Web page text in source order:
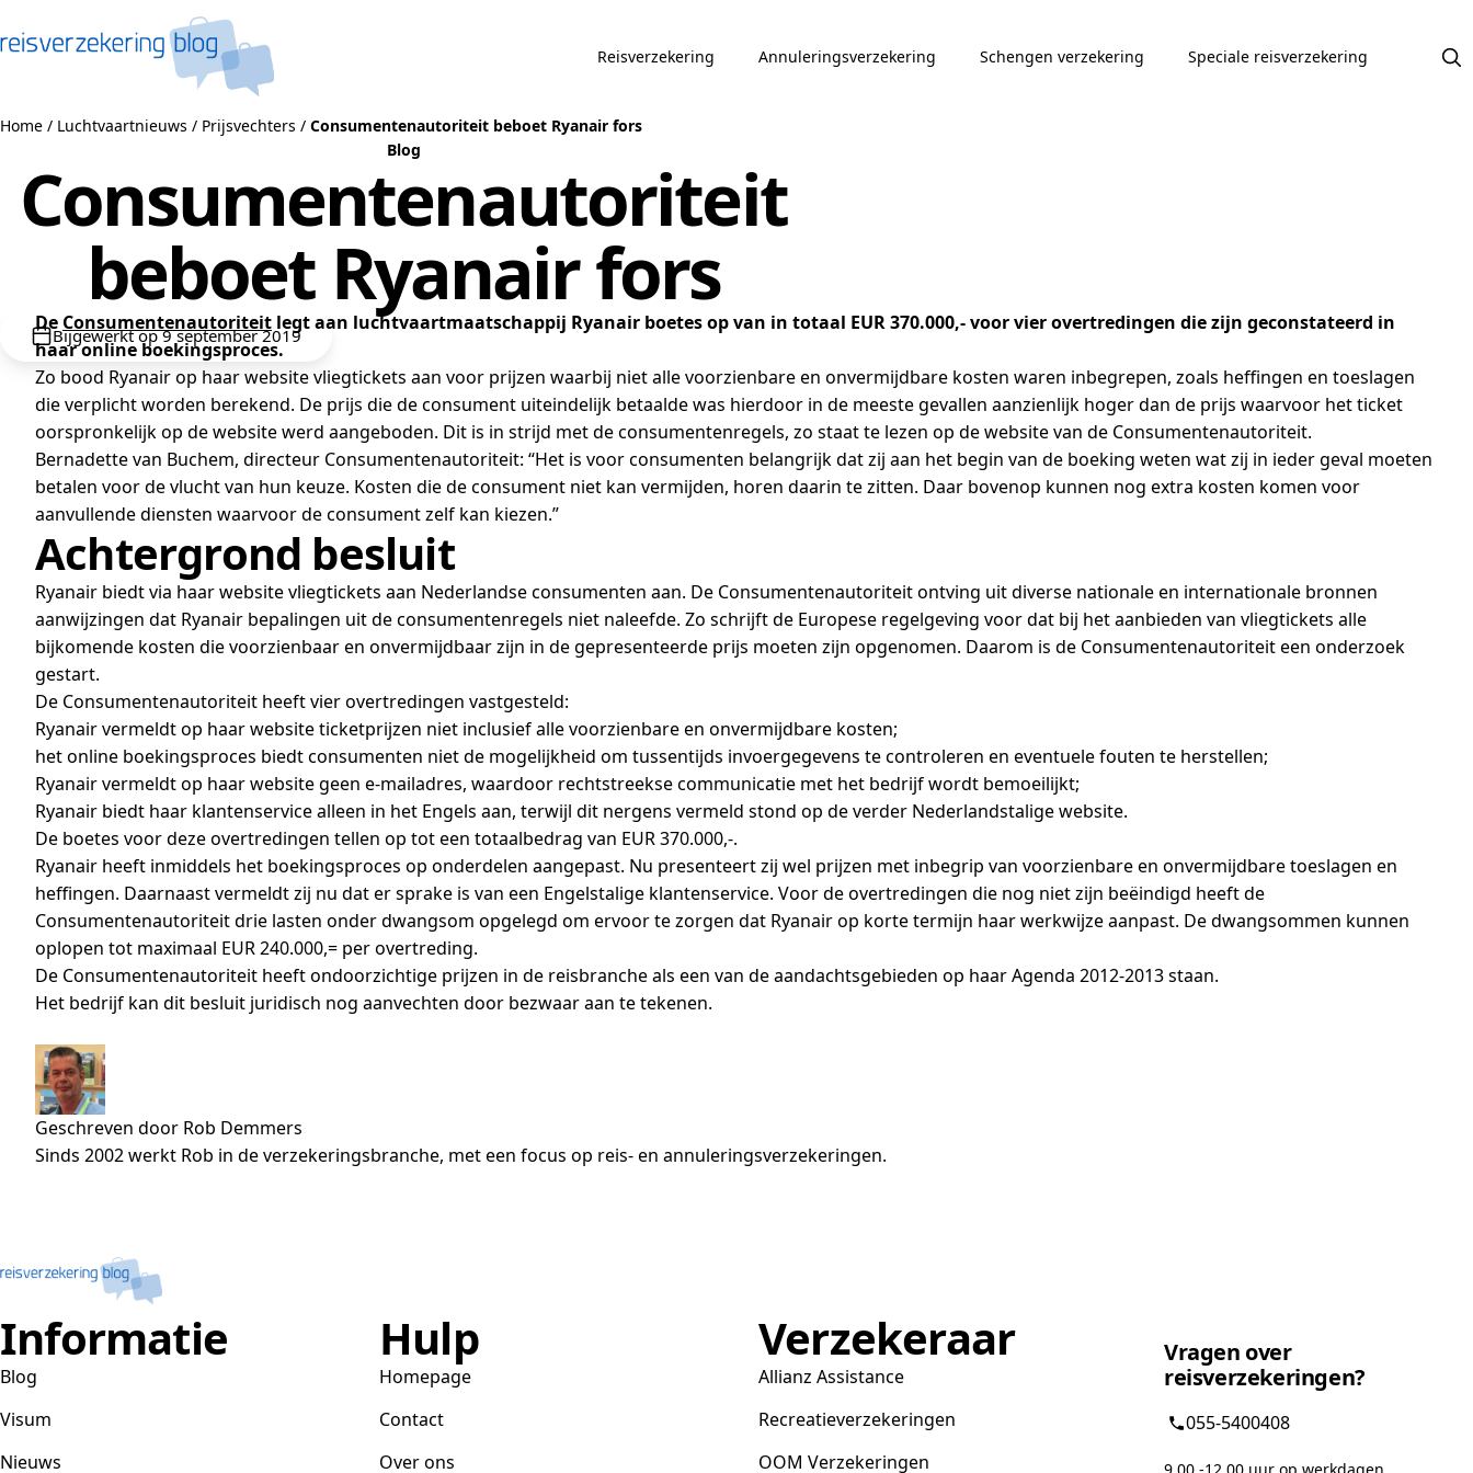
Reisverzekering Annuleringsverzekering Schengen verzekering Speciale reisverzekering
Home / Luchtvaartnieuws / Prijsvechters / Consumentenautoriteit beboet Ryanair fors
Blog
Consumentenautoriteit
beboet Ryanair fors
Bijgewerkt op 9 september 2019
De Consumentenautoriteit legt aan luchtvaartmaatschappij Ryanair boetes op van in totaal EUR 370.000,- voor vier overtredingen die zijn geconstateerd in
haar online boekingsproces.
Zo bood Ryanair op haar website vliegtickets aan voor prijzen waarbij niet alle voorzienbare en onvermijdbare kosten waren inbegrepen, zoals heffingen en toeslagen
die verplicht worden berekend. De prijs die de consument uiteindelijk betaalde was hierdoor in de meeste gevallen aanzienlijk hoger dan de prijs waarvoor het ticket
oorspronkelijk op de website werd aangeboden. Dit is in strijd met de consumentenregels, zo staat te lezen op de website van de Consumentenautoriteit.
Bernadette van Buchem, directeur Consumentenautoriteit: “Het is voor consumenten belangrijk dat zij aan het begin van de boeking weten wat zij in ieder geval moeten
betalen voor de vlucht van hun keuze. Kosten die de consument niet kan vermijden, horen daarin te zitten. Daar bovenop kunnen nog extra kosten komen voor
aanvullende diensten waarvoor de consument zelf kan kiezen.”
Achtergrond besluit
Ryanair biedt via haar website vliegtickets aan Nederlandse consumenten aan. De Consumentenautoriteit ontving uit diverse nationale en internationale bronnen
aanwijzingen dat Ryanair bepalingen uit de consumentenregels niet naleefde. Zo schrijft de Europese regelgeving voor dat bij het aanbieden van vliegtickets alle
bijkomende kosten die voorzienbaar en onvermijdbaar zijn in de gepresenteerde prijs moeten zijn opgenomen. Daarom is de Consumentenautoriteit een onderzoek
gestart.
De Consumentenautoriteit heeft vier overtredingen vastgesteld:
Ryanair vermeldt op haar website ticketprijzen niet inclusief alle voorzienbare en onvermijdbare kosten;
het online boekingsproces biedt consumenten niet de mogelijkheid om tussentijds invoergegevens te controleren en eventuele fouten te herstellen;
Ryanair vermeldt op haar website geen e-mailadres, waardoor rechtstreekse communicatie met het bedrijf wordt bemoeilijkt;
Ryanair biedt haar klantenservice alleen in het Engels aan, terwijl dit nergens vermeld stond op de verder Nederlandstalige website.
De boetes voor deze overtredingen tellen op tot een totaalbedrag van EUR 370.000,-.
Ryanair heeft inmiddels het boekingsproces op onderdelen aangepast. Nu presenteert zij wel prijzen met inbegrip van voorzienbare en onvermijdbare toeslagen en
heffingen. Daarnaast vermeldt zij nu dat er sprake is van een Engelstalige klantenservice. Voor de overtredingen die nog niet zijn beëindigd heeft de
Consumentenautoriteit drie lasten onder dwangsom opgelegd om ervoor te zorgen dat Ryanair op korte termijn haar werkwijze aanpast. De dwangsommen kunnen
oplopen tot maximaal EUR 240.000,= per overtreding.
De Consumentenautoriteit heeft ondoorzichtige prijzen in de reisbranche als een van de aandachtsgebieden op haar Agenda 2012-2013 staan.
Het bedrijf kan dit besluit juridisch nog aanvechten door bezwaar aan te tekenen.
Geschreven door Rob Demmers
Sinds 2002 werkt Rob in de verzekeringsbranche, met een focus op reis- en annuleringsverzekeringen.
Informatie
Blog
Visum
Nieuws
Hulp
Homepage
Contact
Over ons
Verzekeraar
Allianz Assistance
Recreatieverzekeringen
OOM Verzekeringen
Vragen over
reisverzekeringen?
055-5400408